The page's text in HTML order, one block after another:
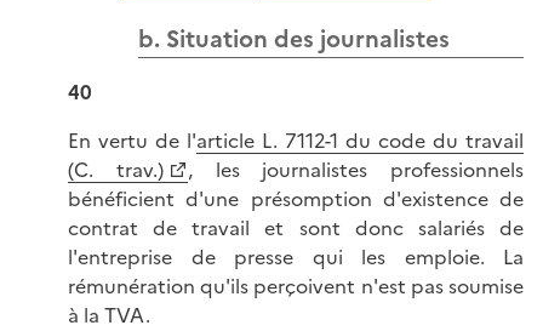
b. Situation des journalistes
40
En vertu de l'article L. 7112-1 du code du travail
(C. trav.)
, les journalistes professionnels
bénéficient d'une présomption d'existence de
contrat de travail et sont donc salariés de
l'entreprise de presse qui les emploie. La
rémunération qu'ils perçoivent n'est pas soumise
à la TVA.